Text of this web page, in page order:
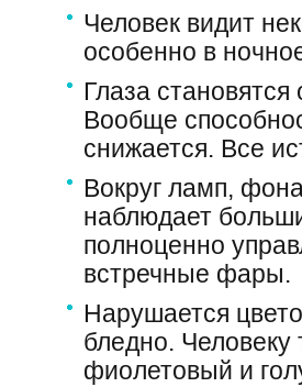
Человек видит
особенно в
Глаза
Вообще
снижается. Все
Вокруг ламп,
наблюдает
полноценно
встречные фары.
Нарушается
бледно. Человеку
фиолетовый и